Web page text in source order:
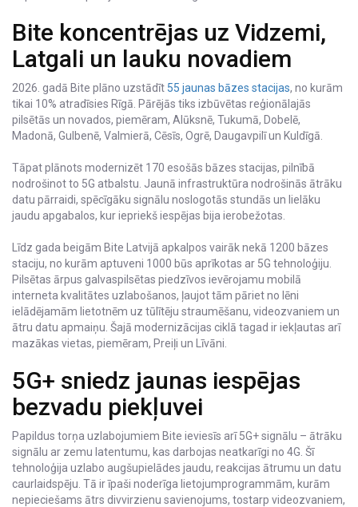
Bite koncentrējas uz Vidzemi,
Latgali un lauku novadiem
2026. gadā Bite plāno uzstādīt 55 jaunas bāzes stacijas, no kurām
tikai 10% atradīsies Rīgā. Pārējās tiks izbūvētas reģionālajās
pilsētās un novados, piemēram, Alūksnē, Tukumā, Dobelē,
Madonā, Gulbenē, Valmierā, Cēsīs, Ogrē, Daugavpilī un Kuldīgā.
Tāpat plānots modernizēt 170 esošās bāzes stacijas, pilnībā
nodrošinot to 5G atbalstu. Jaunā infrastruktūra nodrošinās ātrāku
datu pārraidi, spēcīgāku signālu noslogotās stundās un lielāku
jaudu apgabalos, kur iepriekš iespējas bija ierobežotas.
Līdz gada beigām Bite Latvijā apkalpos vairāk nekā 1200 bāzes
staciju, no kurām aptuveni 1000 būs aprīkotas ar 5G tehnoloģiju.
Pilsētas ārpus galvaspilsētas piedzīvos ievērojamu mobilā
interneta kvalitātes uzlabošanos, ļaujot tām pāriet no lēni
ielādējamām lietotnēm uz tūlītēju straumēšanu, videozvaniem un
ātru datu apmaiņu. Šajā modernizācijas ciklā tagad ir iekļautas arī
mazākas vietas, piemēram, Preiļi un Līvāni.
5G+ sniedz jaunas iespējas
bezvadu piekļuvei
Papildus torņa uzlabojumiem Bite ieviesīs arī 5G+ signālu – ātrāku
signālu ar zemu latentumu, kas darbojas neatkarīgi no 4G. Šī
tehnoloģija uzlabo augšupielādes jaudu, reakcijas ātrumu un datu
caurlaidspēju. Tā ir īpaši noderīga lietojumprogrammām, kurām
nepieciešams ātrs divvirzienu savienojums, tostarp videozvaniem,